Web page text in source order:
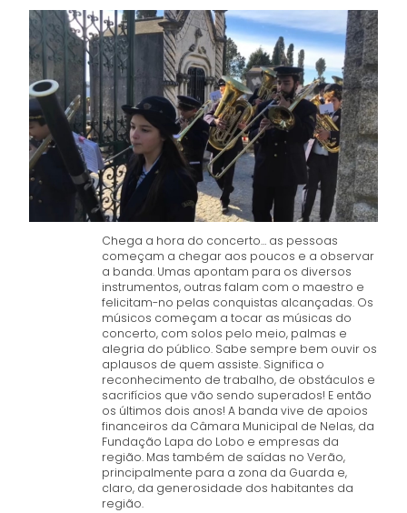
Chega a hora do concerto… as pessoas
começam a chegar aos poucos e a observar
a banda. Umas apontam para os diversos
instrumentos, outras falam com o maestro e
felicitam-no pelas conquistas alcançadas. Os
músicos começam a tocar as músicas do
concerto, com solos pelo meio, palmas e
alegria do público. Sabe sempre bem ouvir os
aplausos de quem assiste. Significa o
reconhecimento de trabalho, de obstáculos e
sacrifícios que vão sendo superados! E então
os últimos dois anos! A banda vive de apoios
financeiros da Câmara Municipal de Nelas, da
Fundação Lapa do Lobo e empresas da
região. Mas também de saídas no Verão,
principalmente para a zona da Guarda e,
claro, da generosidade dos habitantes da
região.